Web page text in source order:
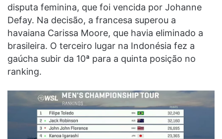
disputa feminina, que foi vencida por Johanne
Defay. Na decisão, a francesa superou a
havaiana Carissa Moore, que havia eliminado a
brasileira. O terceiro lugar na Indonésia fez a
gaúcha subir da 10ª para a quinta posição no
ranking.